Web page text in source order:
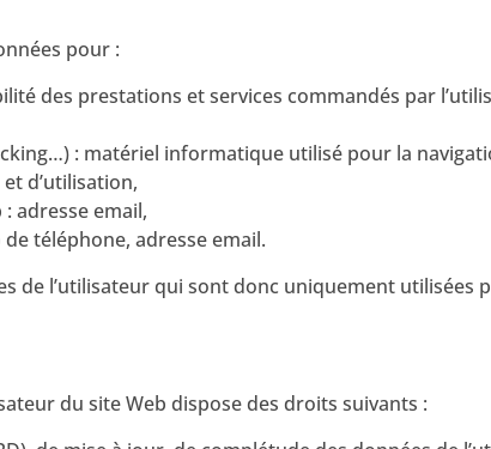
pour :
des prestations et services commandés par
: matériel informatique utilisé pour la
d’utilisation,
adresse email,
téléphone, adresse email.
de l’utilisateur qui sont donc uniquement utilisées
du site Web dispose des droits suivants :